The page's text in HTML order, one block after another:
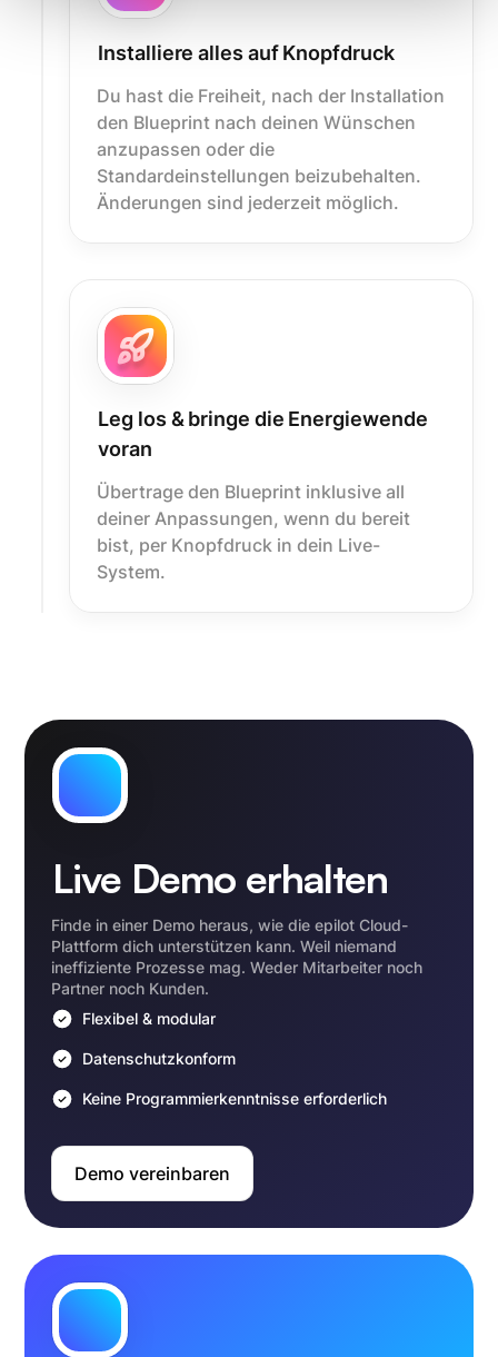
Installiere alles auf Knopfdruck
Du hast die Freiheit, nach der Installation
den Blueprint nach deinen Wünschen
anzupassen oder die
Standardeinstellungen beizubehalten.
Änderungen sind jederzeit möglich.
Leg los & bringe die Energiewende
voran
Übertrage den Blueprint inklusive all
deiner Anpassungen, wenn du bereit
bist, per Knopfdruck in dein Live-
System.
Live Demo erhalten
Finde in einer Demo heraus, wie die epilot Cloud-
Plattform dich unterstützen kann. Weil niemand
ineffiziente Prozesse mag. Weder Mitarbeiter noch
Partner noch Kunden.
Flexibel & modular
Datenschutzkonform
Keine Programmierkenntnisse erforderlich
Demo vereinbaren